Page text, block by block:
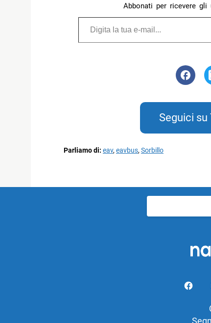
Abbonati per ricevere
Digita la tua e-mail...
Seguici su
Parliamo di: eav,eavbus,Sorbillo
per: